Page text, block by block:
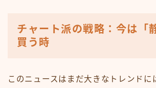
チャート派の戦略：今は「
買う時
このニュースはまだ大きなトレンドに